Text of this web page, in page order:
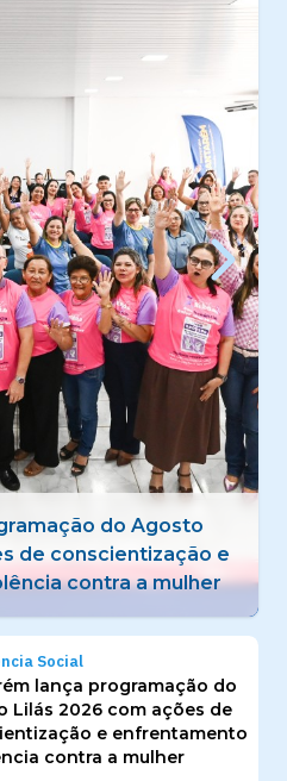
do Agosto
de conscientização e
contra a mulher
Social
lança programação do
Lilás 2026 com ações de
e enfrentamento
contra a mulher